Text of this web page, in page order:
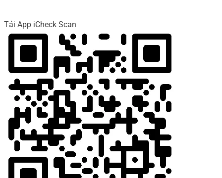
Tải App iCheck Scan